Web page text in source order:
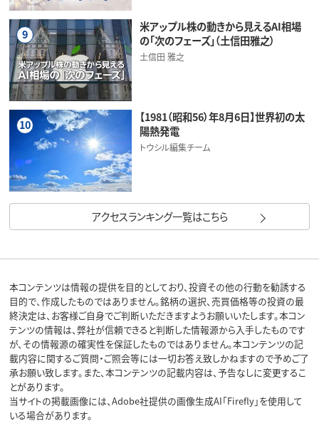
9
米アップル株の動きから見えるAI相場
の「次のフェーズ」（土信田雅之）
土信田 雅之
10
【1981（昭和56）年8月6日】世界初の太
陽熱発電
トウシル編集チーム
アクセスランキング一覧はこちら
本コンテンツは情報の提供を目的としており、投資その他の行動を勧誘する
目的で、作成したものではありません。銘柄の選択、売買価格等の投資の最
終決定は、お客様ご自身でご判断いただきますようお願いいたします。本コン
テンツの情報は、弊社が信頼できると判断した情報源から入手したものです
が、その情報源の確実性を保証したものではありません。本コンテンツの記
載内容に関するご質問・ご照会等には一切お答え致しかねますので予めご了
承お願い致します。また、本コンテンツの記載内容は、予告なしに変更するこ
とがあります。
当サイトの掲載画像には、Adobe社提供の画像生成AI「Firefly」を使用して
いる場合があります。